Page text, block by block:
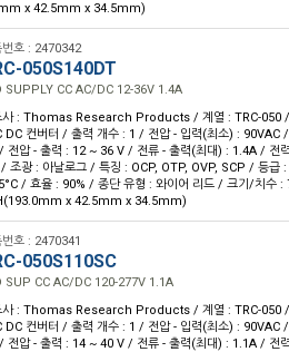
x 42.5mm x 34.5mm)
번호 : 2470342
050S140DT
SUPPLY CC AC/DC 12-36V 1.4A
사 : Thomas Research Products / 계열 : TRC-050 /
DC 컨버터 / 출력 개수 : 1 / 전압 - 입력(최소) : 90VAC
전압 - 출력 : 12 ~ 36 V / 전류 - 출력(최대) : 1.4A / 전
/ 조광 : 아날로그 / 특징 : OCP, OTP, OVP, SCP / 등급
/ 효율 : 90% / 종단 유형 : 와이어 리드 / 크기/치수
x 42.5mm x 34.5mm)
번호 : 2470341
050S110SC
SUP CC AC/DC 120-277V 1.1A
사 : Thomas Research Products / 계열 : TRC-050 /
DC 컨버터 / 출력 개수 : 1 / 전압 - 입력(최소) : 90VAC
전압 - 출력 : 14 ~ 40 V / 전류 - 출력(최대) : 1.1A / 전